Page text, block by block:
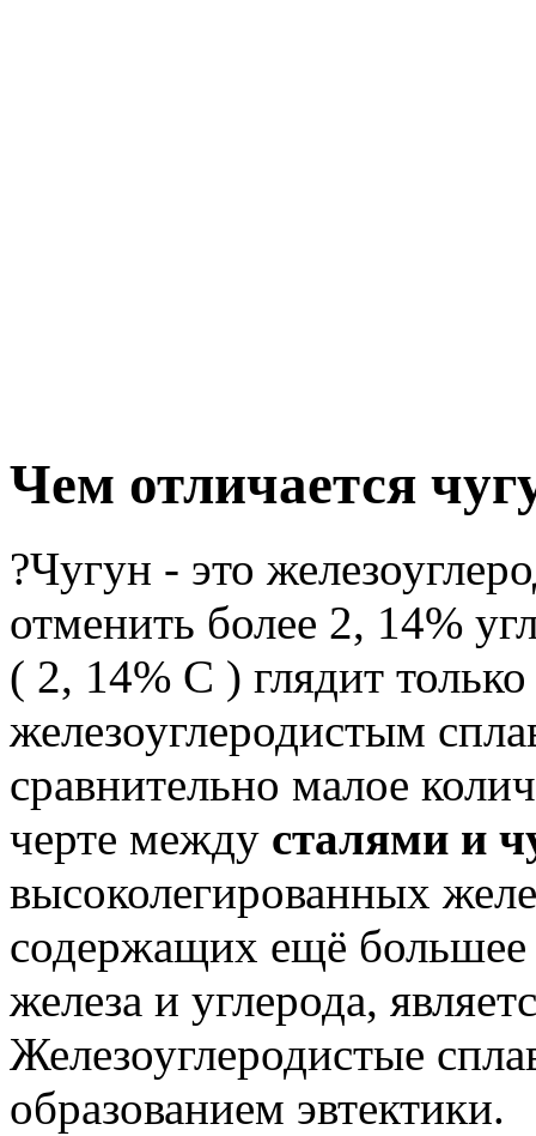
Чем отличается
?Чугун - это
отменить более 2, 14%
( 2, 14% C ) глядит
железоуглеродистым
сравнительно малое
черте между сталями и
высоколегированных
содержащих ещё
железа и углерода,
Железоуглеродистые
образованием эвтектики.